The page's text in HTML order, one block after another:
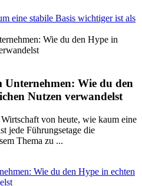
eine stabile Basis wichtiger ist als
Wie du den
Nutzen verwandelst
von heute, wie kaum eine
jede Führungsetage die
Thema zu ...
Wie du den Hype in echten